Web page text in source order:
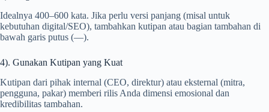
Idealnya 400–600 kata. Jika perlu versi panjang (misal untuk
kebutuhan digital/SEO), tambahkan kutipan atau bagian tambahan di
bawah garis putus (—).
4). Gunakan Kutipan yang Kuat
Kutipan dari pihak internal (CEO, direktur) atau eksternal (mitra,
pengguna, pakar) memberi rilis Anda dimensi emosional dan
kredibilitas tambahan.